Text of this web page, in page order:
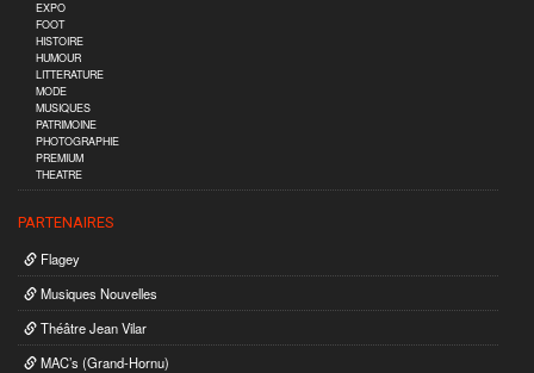
EXPO
FOOT
HISTOIRE
HUMOUR
LITTERATURE
MODE
MUSIQUES
PATRIMOINE
PHOTOGRAPHIE
PREMIUM
THEATRE
PARTENAIRES
Flagey
Musiques Nouvelles
Théâtre Jean Vilar
MAC’s (Grand-Hornu)